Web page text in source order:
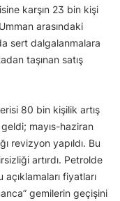
karşın 23 bin kişi
arasındaki
sert dalgalanmalara
taşınan satış
80 bin kişilik artış
mayıs-haziran
revizyon yapıldı. Bu
artırdı. Petrolde
fiyatları
gemilerin geçişini